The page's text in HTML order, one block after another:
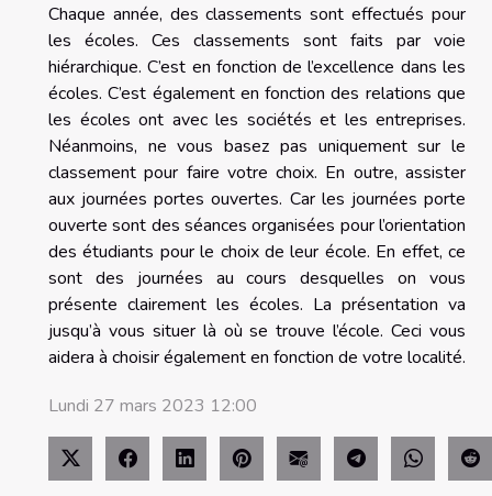
Chaque année, des classements sont effectués pour
les écoles. Ces classements sont faits par voie
hiérarchique. C’est en fonction de l’excellence dans les
écoles. C’est également en fonction des relations que
les écoles ont avec les sociétés et les entreprises.
Néanmoins, ne vous basez pas uniquement sur le
classement pour faire votre choix. En outre, assister
aux journées portes ouvertes. Car les journées porte
ouverte sont des séances organisées pour l’orientation
des étudiants pour le choix de leur école. En effet, ce
sont des journées au cours desquelles on vous
présente clairement les écoles. La présentation va
jusqu’à vous situer là où se trouve l’école. Ceci vous
aidera à choisir également en fonction de votre localité.
Lundi 27 mars 2023 12:00